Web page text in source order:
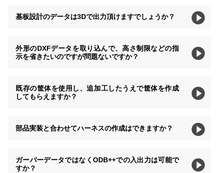
基板設計のデータは3Dで出力頂けますでしょうか？
外形のDXFデータを取り込んで、高さ制限などの指
示を省きたいのですが問題ないですか？
既存の筐体を使用し、追加工したうえで筐体を作成
してもらえますか？
部品実装と合わせてハーネスの作成はできますか？
ガーバーデータではなくODB++での入出力は可能で
すか？